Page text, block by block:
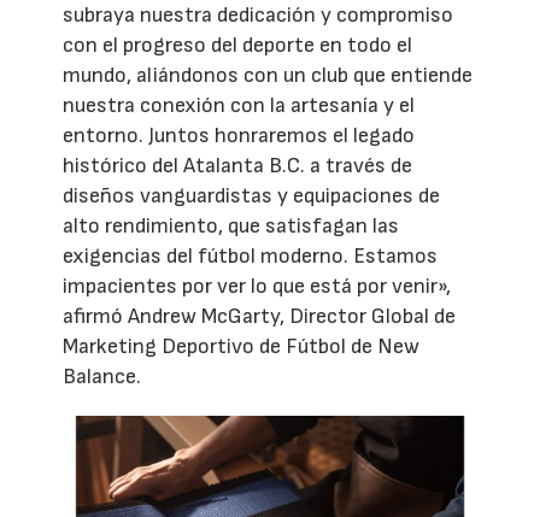
subraya nuestra dedicación y compromiso
con el progreso del deporte en todo el
mundo, aliándonos con un club que entiende
nuestra conexión con la artesanía y el
entorno. Juntos honraremos el legado
histórico del Atalanta B.C. a través de
diseños vanguardistas y equipaciones de
alto rendimiento, que satisfagan las
exigencias del fútbol moderno. Estamos
impacientes por ver lo que está por venir»,
afirmó Andrew McGarty, Director Global de
Marketing Deportivo de Fútbol de New
Balance.